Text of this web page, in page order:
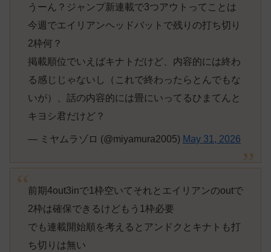
うーん？ジャンプ新連載で3つアウトってことは
今週でエイリアンヘッドバットで残りの打ち切り
2枠何？
掲載順位でいえばキナトだけど、内容的には終わ
る感じじゃないし（これで終わったらとんでもな
いが）、話の内容的には畳にいってるひまてんと
キヨシ君だけど？
— ミヤムラゾロ (@miyamura2005) May 31, 2026
前期4out3inで1枠空いてそれとエイリアンのoutで
2枠は確保できるけどもう1枠必要
でも連載開始順を考えるとアンドクとキナトも打
ち切りは無い